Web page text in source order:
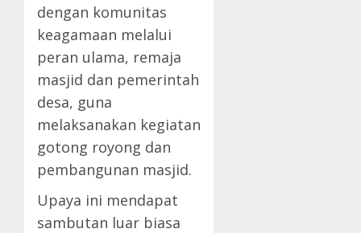
dengan komunitas
keagamaan melalui
peran ulama, remaja
masjid dan pemerintah
desa, guna
melaksanakan kegiatan
gotong royong dan
pembangunan masjid.
Upaya ini mendapat
sambutan luar biasa